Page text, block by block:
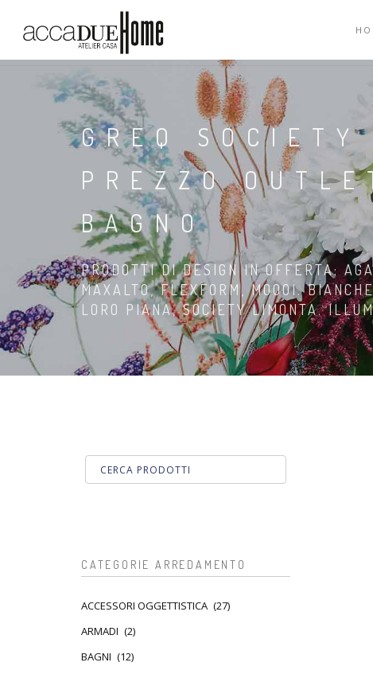
GREQ
PREZZO
BAGNO
PRODOTTI DI DESIGN IN OFFERTA:
MAXALTO, FLEXFORM, MOOOI.
LORO PIANA, SOCIETY LIMONTA.
CATEGORIE ARREDAMENTO
ACCESSORI OGGETTISTICA (27)
ARMADI (2)
BAGNI (12)